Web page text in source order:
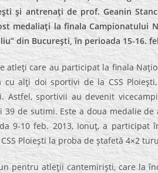
şi antrenaţi de prof. Geanin
medaliaţi la finala Campionatului
din Bucureşti, în perioada 15-16.
care au participat la finala
cu alţi doi sportivi de la CSS
Astfel, sportivii au devenit
39 de sutimi. Este a doua medalie
9-10 feb. 2013, Ionuţ, a
Ploieşti la proba de ştafetă 4×2
atleţii cantemirişti, care la